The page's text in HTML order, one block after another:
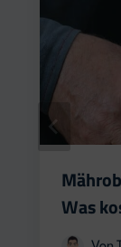
Was